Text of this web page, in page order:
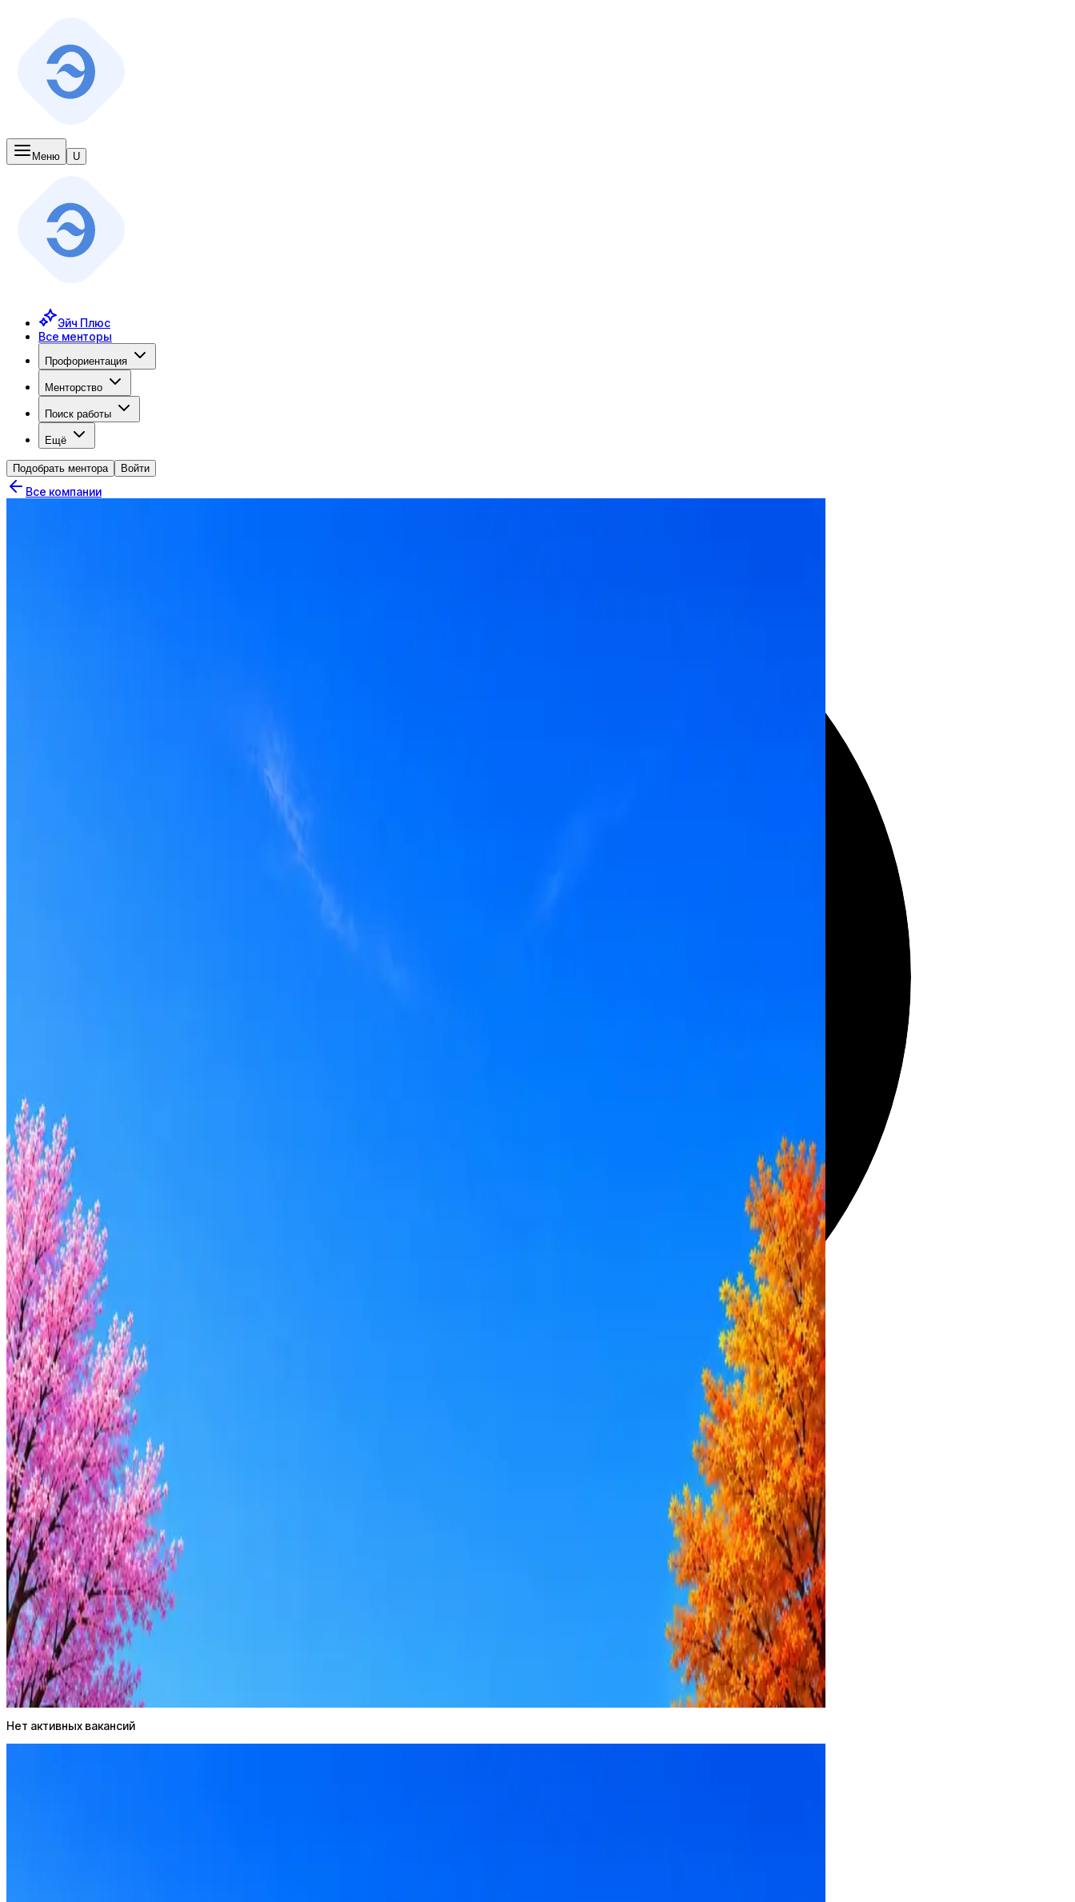
Меню U
Эйч Плюс
Все менторы
Профориентация
Менторство
Поиск работы
Ещё
Подобрать ментора Войти
Все компании
BlackStone Keeping Company
0активные вакансии
Оффер быстрее с Эйч
Стратегия поиска с AI: рынки, позиции, вилка, каналы
Резюме под ATS-фильтры
Ежедневный подбор из 600+ источников
AI-адаптация отклика под вакансию
AI генерация сопроводительных писем
Купить доступ
Нет активных вакансий